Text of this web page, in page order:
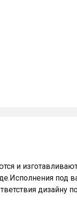
и
под
дизайну